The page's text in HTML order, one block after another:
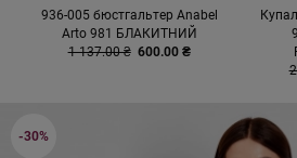
936-005 бюстгальтер Anabel
Arto 981 БЛАКИТНИЙ
1 137.00 ₴ 600.00 ₴
-30%